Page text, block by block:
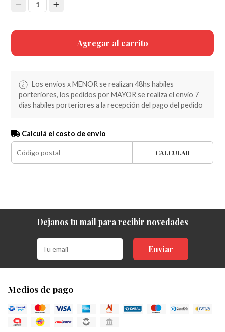
1
Agregar al carrito
Los envios x MENOR se realizan 48hs habiles
porteriores, los pedidos por MAYOR se realiza el envio 7
dias habiles porteriores a la recepción del pago del pedido
Calculá el costo de envío
CALCULAR
Dejanos tu mail para recibir novedades
Enviar
Medios de pago